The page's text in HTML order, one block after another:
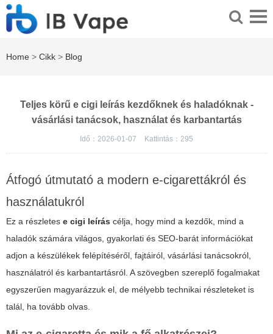
Home > Cikk > Blog
Teljes körű e cigi leírás kezdőknek és haladóknak -
vásárlási tanácsok, használat és karbantartás
Idő：2026-01-07 Kattintás： 295
Átfogó útmutató a modern e-cigarettákról és
használatukról
Ez a részletes e cigi leírás célja, hogy mind a kezdők, mind a
haladók számára világos, gyakorlati és SEO-barát információkat
adjon a készülékek felépítéséről, fajtáiról, vásárlási tanácsokról,
használatról és karbantartásról. A szövegben szereplő fogalmakat
egyszerűen magyarázzuk el, de mélyebb technikai részleteket is
talál, ha tovább olvas.